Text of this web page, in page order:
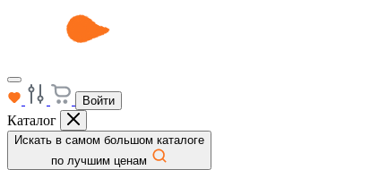
Войти
Каталог
Искать в самом большом каталоге
по лучшим ценам